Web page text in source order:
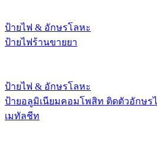
ป้ายไฟ & อักษรโลหะ
ป้ายไฟร้านขายยา
ป้ายไฟ & อักษรโลหะ
ป้ายอลูมิเนียมคอมโพสิท ติดตัวอักษร
เมทัลชีท